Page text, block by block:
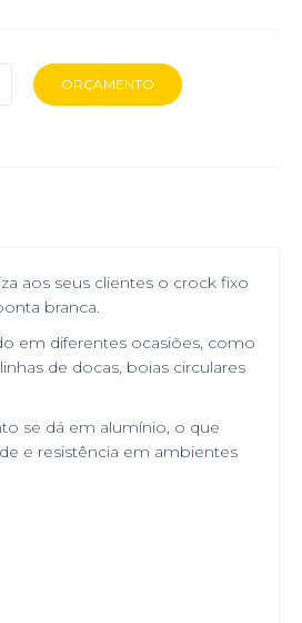
aos seus clientes o crock fixo
branca.
em diferentes ocasiões, como
de docas, boias circulares
se dá em alumínio, o que
e resistência em ambientes